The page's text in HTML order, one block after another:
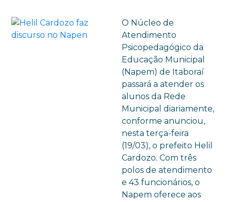
O Núcleo de
Atendimento
Psicopedagógico da
Educação Municipal
(Napem) de Itaboraí
passará a atender os
alunos da Rede
Municipal diariamente,
conforme anunciou,
nesta terça-feira
(19/03), o prefeito Helil
Cardozo. Com três
polos de atendimento
e 43 funcionários, o
Napem oferece aos